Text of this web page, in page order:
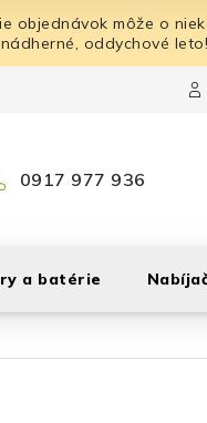
objednávok môže o
oddychové leto!
0917 977 936
a batérie